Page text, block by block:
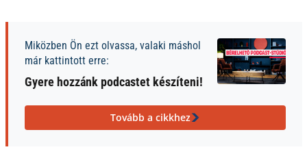
Miközben Ön ezt olvassa, valaki máshol
már kattintott erre:
Gyere hozzánk podcastet készíteni!
Tovább a cikkhez